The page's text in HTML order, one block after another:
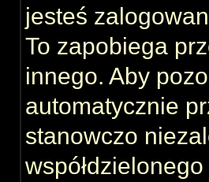
jesteś
To zapobiega
innego. Aby
automatycznie
stanowczo